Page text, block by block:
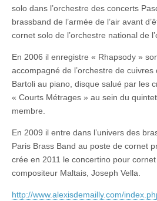
solo dans l’orchestre des concerts
brassband de l’armée de l’air avant
cornet solo de l’orchestre national de
En 2006 il enregistre « Rhapsody »
accompagné de l’orchestre de cuivres
Bartoli au piano, disque salué par les
« Courts Métrages » au sein du
membre.
En 2009 il entre dans l’univers des
Paris Brass Band au poste de cornet
crée en 2011 le concertino pour
compositeur Maltais, Joseph Vella.
http://www.alexisdemailly.com/